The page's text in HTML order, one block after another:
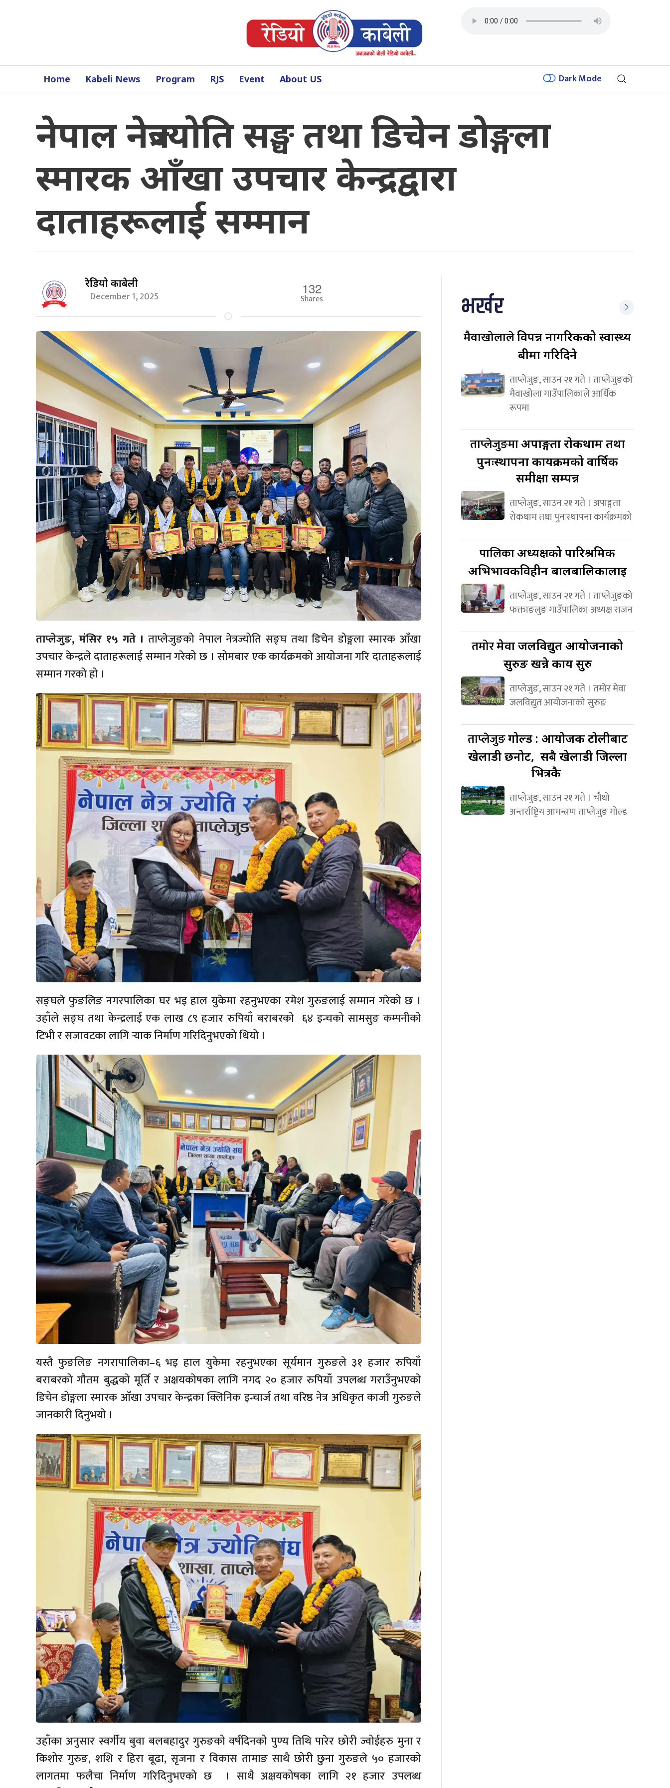
Home Kabeli News Program RJS Event About US Dark Mode
नेपाल नेत्रज्योति सङ्घ तथा डिचेन डोङ्गला
स्मारक आँखा उपचार केन्द्रद्वारा
दाताहरूलाई सम्मान
रेडियो काबेली
December 1, 2025
132
Shares
ताप्लेजुङ, मंसिर १५ गते ।ताप्लेजुङको नेपाल नेत्रज्योति सङ्घ तथा डिचेन डोङ्गला स्मारक आँखा
उपचार केन्द्रले दाताहरूलाई सम्मान गरेको छ । सोमबार एक कार्यक्रमको आयोजना गरि दाताहरूलाई
सम्मान गरको हो ।
सङ्घले फुङलिङ नगरपालिका घर भइ हाल युकेमा रहनुभएका रमेश गुरुङलाई सम्मान गरेको छ ।
उहाँले सङ्घ तथा केन्द्रलाई एक लाख ८९ हजार रुपियाँ बराबरको ६४ इन्चको सामसुङ कम्पनीको
टिभी र सजावटका लागि र्‍याक निर्माण गरिदिनुभएको थियो ।
यस्तै फुङलिङ नगरापालिका–६ भइ हाल युकेमा रहनुभएका सूर्यमान गुरुङले ३१ हजार रुपियाँ
बराबरको गौतम बुद्धको मूर्ति र अक्षयकोषका लागि नगद २० हजार रुपियाँ उपलब्ध गराउँनुभएको
डिचेन डोङ्गला स्मारक आँखा उपचार केन्द्रका क्लिनिक इन्चार्ज तथा वरिष्ठ नेत्र अधिकृत काजी गुरुङले
जानकारी दिनुभयो ।
उहाँका अनुसार स्वर्गीय बुवा बलबहादुर गुरुङको वर्षदिनको पुण्य तिथि पारेर छोरी ज्वोईहरु मुना र
किशोर गुरुङ, शशि र हिरा बूढा, सृजना र विकास तामाङ साथै छोरी छुना गुरुङले ५० हजारको
लागतमा फलैचा निर्माण गरिदिनुभएको छ । साथै अक्षयकोषका लागि २१ हजार उपलब्ध
भर्खर
मैवाखोलालेविपन्न नागरिकको स्वास्थ्य
बीमा गरिदिने
ताप्लेजुङ, साउन २१ गते । ताप्लेजुङको
मैवाखोला गाउँपालिकाले आर्थिक
रूपमा
ताप्लेजुङमाअपाङ्गता रोकथाम तथा
पुनःस्थापना कार्यक्रमको वार्षिक
समीक्षा सम्पन्न
ताप्लेजुङ, साउन २१ गते । अपाङ्गता
रोकथाम तथा पुनःस्थापना कार्यक्रमको
पालिकाअध्यक्षको पारिश्रमिक
अभिभावकविहीन बालबालिकालाई
ताप्लेजुङ, साउन २१ गते । ताप्लेजुङको
फक्ताङलुङ गाउँपालिका अध्यक्ष राजन
तमोरमेवा जलविद्युत आयोजनाको
सुरुङ खन्ने कार्य सुरु
ताप्लेजुङ, साउन २१ गते । तमोर मेवा
जलविद्युत आयोजनाको सुरुङ
ताप्लेजुङगोल्ड : आयोजक टोलीबाट
खेलाडी छनोट, सबै खेलाडी जिल्ला
भित्रकै
ताप्लेजुङ, साउन २१ गते । चौथो
अन्तर्राष्ट्रिय आमन्त्रण ताप्लेजुङ गोल्ड